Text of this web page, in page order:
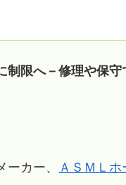
制限へ－修理や保守
カー、 ＡＳＭＬ